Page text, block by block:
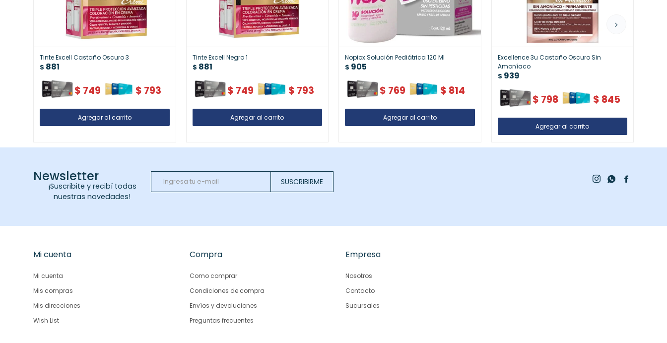
Tinte Excell Castaño Oscuro 3
$ 881
$ 749 $ 793
Tinte Excell Negro 1
$ 881
$ 749 $ 793
Nopiox Solución Pediátrica 120 Ml
$ 905
$ 769 $ 814
Excellence 3u Castaño Oscuro Sin
Amoníaco
$ 939
$ 798 $ 845
Newsletter
¡Suscribite y recibí todas
nuestras novedades!
SUSCRIBIRME 
 
Mi cuenta
Mi cuenta
Mis compras
Mis direcciones
Wish List
Compra
Como comprar
Condiciones de compra
Envíos y devoluciones
Preguntas frecuentes
Empresa
Nosotros
Contacto
Sucursales